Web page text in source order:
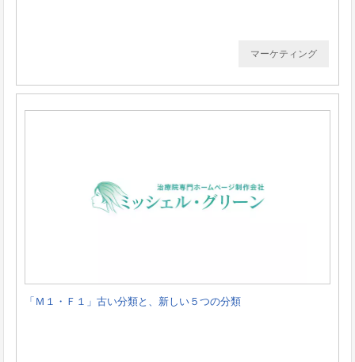
マーケティング
「Ｍ１・Ｆ１」古い分類と、新しい５つの分類